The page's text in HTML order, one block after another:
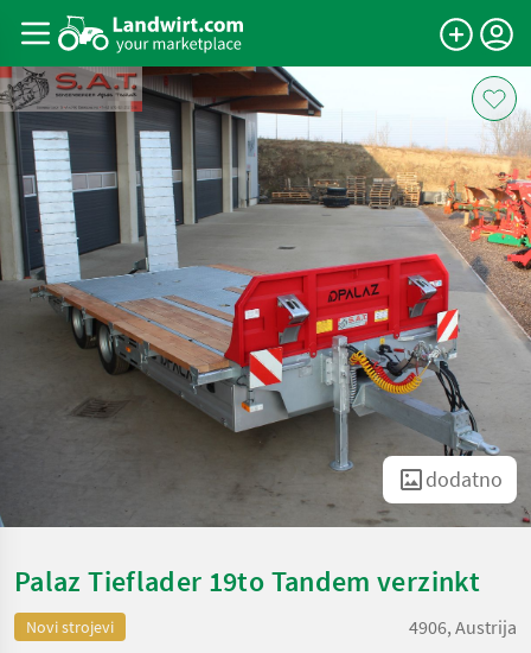
dodatno
Palaz Tieflader 19to Tandem verzinkt
Novi strojevi 4906, Austrija